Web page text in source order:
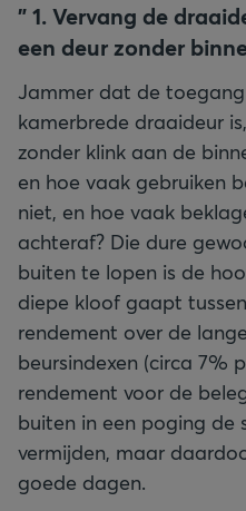
"1. Vervang de
een deur zonder
Jammer dat de
kamerbrede draaideur
zonder klink aan de
en hoe vaak gebruiken
niet, en hoe vaak
achteraf? Die dure
buiten te lopen is de
diepe kloof gaapt
rendement over de
beursindexen (circa 7%
rendement voor de
buiten in een poging de
vermijden, maar
goede dagen.